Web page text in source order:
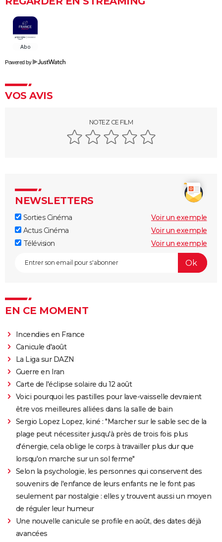
Second tour : date de sortie, bande-annonce,
casting, intrigue, avis...
annonce, casting, avis...
Un triomphe
Little Miss Sunshine
The Phoenician Scheme : faut-il voir le dernier Wes
"Pauvres créatures" : de quoi parle ce film étrange
Captain Fantastic : synopsis, casting, bande-
Le Fabuleux Destin d'Amélie Poulain : synopsis,
casting, bande-annonce, streaming...
Yorgos Lanthimos
The Truman Show
Breakfast Club : synopsis, casting, streaming, avis...
Big Fish
Lost in Translation : synopsis, casting, bande-
annonce, streaming, avis...
Juno
Rémi sans famille : bande-annonce et date de sortie
du film
Powered by
VOS AVIS
NOTEZ CE FILM
NEWSLETTERS
Sorties Cinéma
Voir un exemple
Actus Cinéma
Voir un exemple
Télévision
Voir un exemple
EN CE MOMENT
Incendies en France
Canicule d'août
La Liga sur DAZN
Guerre en Iran
Carte de l'éclipse solaire du 12 août
Voici pourquoi les pastilles pour lave-vaisselle devraient
être vos meilleures alliées dans la salle de bain
Sergio Lopez Lopez, kiné : "Marcher sur le sable sec de la
plage peut nécessiter jusqu'à près de trois fois plus
d'énergie, cela oblige le corps à travailler plus dur que
lorsqu'on marche sur un sol ferme"
Selon la psychologie, les personnes qui conservent des
souvenirs de l'enfance de leurs enfants ne le font pas
seulement par nostalgie : elles y trouvent aussi un moyen
de réguler leur humeur
Une nouvelle canicule se profile en août, des dates déjà
avancées